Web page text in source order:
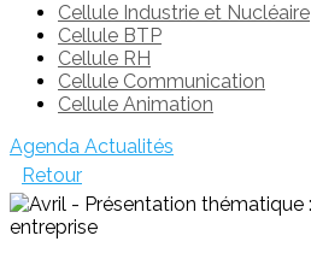
Cellule Industrie et Nucléaire
Cellule BTP
Cellule RH
Cellule Communication
Cellule Animation
Agenda Actualités
Retour